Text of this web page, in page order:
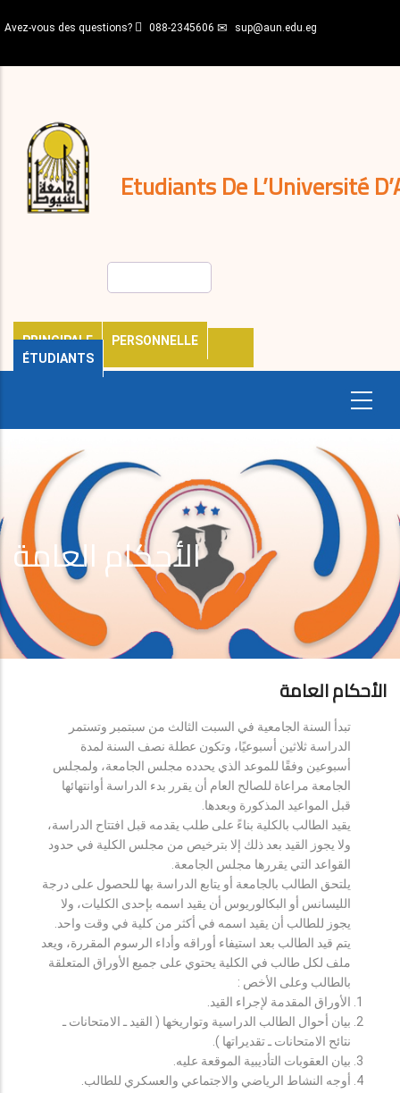
au
principal
Avez-vous des questions? 088-2345606 sup@aun.edu.eg
Etudiants De L’Université
PRINCIPALE
PERSONNELLE
ÉTUDIANTS
décisions
Expatriés
Journal
الأحكام العامة
الأحكام العامة
تبدأ السنة الجامعية في السبت الثالث من سبتمبر وتستمر
الدراسة ثلاثين أسبوعيًا، وتكون عطلة نصف السنة لمدة
أسبوعين وفقًا للموعد الذي يحدده مجلس الجامعة، ولمجلس
الجامعة مراعاة للصالح العام أن يقرر بدء الدراسة أوانتهائها
قبل المواعيد المذكورة وبعدها.
يقيد الطالب بالكلية بناءً على طلب يقدمه قبل افتتاح الدراسة،
ولا يجوز القيد بعد ذلك إلا بترخيص من مجلس الكلية في حدود
القواعد التي يقررها مجلس الجامعة.
يلتحق الطالب بالجامعة أو يتابع الدراسة بها للحصول على درجة
الليسانس أو البكالوريوس أن يقيد اسمه بإحدى الكليات، ولا
يجوز للطالب أن يقيد اسمه في أكثر من كلية في وقت واحد.
يتم قيد الطالب بعد استيفاء أوراقه وأداء الرسوم المقررة، ويعد
ملف لكل طالب في الكلية يحتوي على جميع الأوراق المتعلقة
بالطالب وعلى الأخص :
الأوراق المقدمة لإجراء القيد.
بيان أحوال الطالب الدراسية وتواريخها ( القيد ـ الامتحانات ـ
نتائح الامتحانات ـ تقديراتها ).
بيان العقوبات التأديبية الموقعة عليه.
أوجه النشاط الرياضي والاجتماعي والعسكري للطالب.